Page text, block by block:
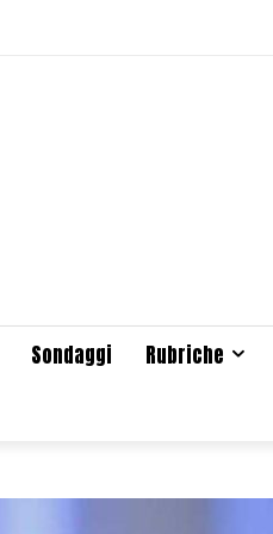
Sondaggi Rubriche